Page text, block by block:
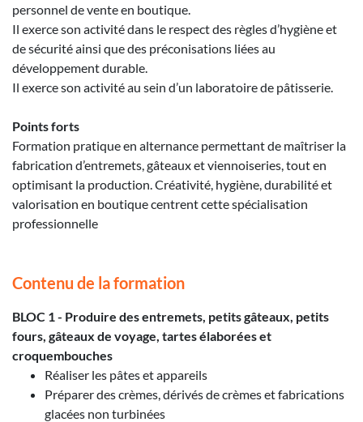
personnel de vente en boutique.
Il exerce son activité dans le respect des règles d’hygiène et
de sécurité ainsi que des préconisations liées au
développement durable.
Il exerce son activité au sein d’un laboratoire de pâtisserie.
Points forts
Formation pratique en alternance permettant de maîtriser la
fabrication d’entremets, gâteaux et viennoiseries, tout en
optimisant la production. Créativité, hygiène, durabilité et
valorisation en boutique centrent cette spécialisation
professionnelle
Contenu de la formation
BLOC 1 - Produire des entremets, petits gâteaux, petits
fours, gâteaux de voyage, tartes élaborées et
croquembouches
Réaliser les pâtes et appareils
Préparer des crèmes, dérivés de crèmes et fabrications
glacées non turbinées